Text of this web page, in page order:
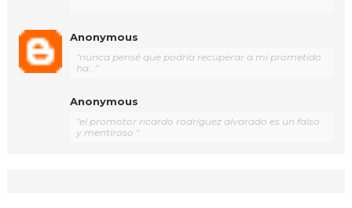
Anonymous
"nunca pensé que podría recuperar a mi prometido
ha..."
Anonymous
"el promotor ricardo rodríguez alvarado es un falso
y mentiroso "